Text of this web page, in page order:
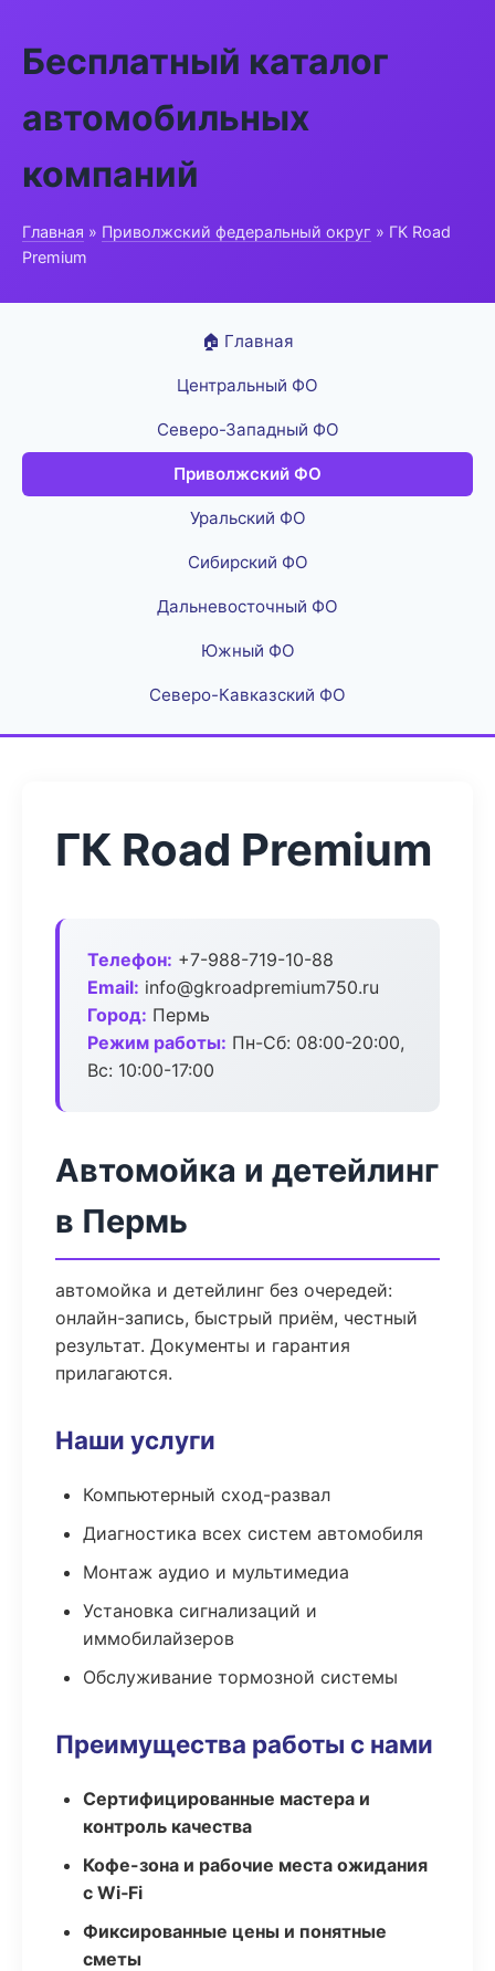
Бесплатный каталог
автомобильных
компаний
Главная » Приволжский федеральный округ » ГК Road
Premium
🏠 Главная
Центральный ФО
Северо-Западный ФО
Приволжский ФО
Уральский ФО
Сибирский ФО
Дальневосточный ФО
Южный ФО
Северо-Кавказский ФО
ГК Road Premium
Телефон: +7-988-719-10-88
Email: info@gkroadpremium750.ru
Город: Пермь
Режим работы: Пн-Сб: 08:00-20:00,
Вс: 10:00-17:00
Автомойка и детейлинг
в Пермь
автомойка и детейлинг без очередей:
онлайн-запись, быстрый приём, честный
результат. Документы и гарантия
прилагаются.
Наши услуги
Компьютерный сход-развал
Диагностика всех систем автомобиля
Монтаж аудио и мультимедиа
Установка сигнализаций и
иммобилайзеров
Обслуживание тормозной системы
Преимущества работы с нами
Сертифицированные мастера и
контроль качества
Кофе-зона и рабочие места ожидания
с Wi‑Fi
Фиксированные цены и понятные
сметы